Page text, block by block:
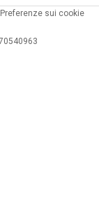
Preferenze sui cookie